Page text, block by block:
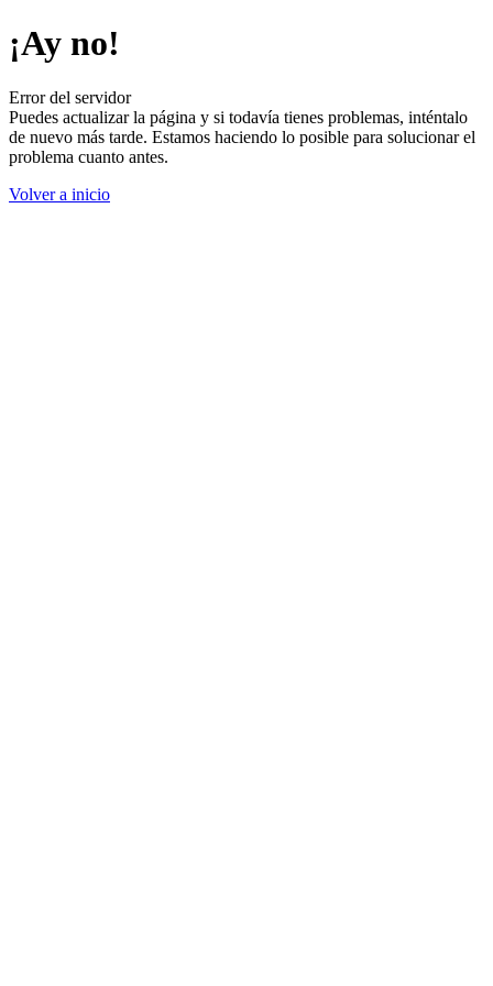
¡Ay no!
Error del servidor
Puedes actualizar la página y si todavía tienes problemas, inténtalo
de nuevo más tarde. Estamos haciendo lo posible para solucionar el
problema cuanto antes.
Volver a inicio